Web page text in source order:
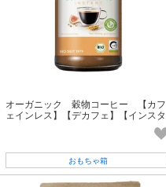
オーガニック 穀物コーヒー 【カフ
ェインレス】【デカフェ】【インスタ
おもちゃ箱